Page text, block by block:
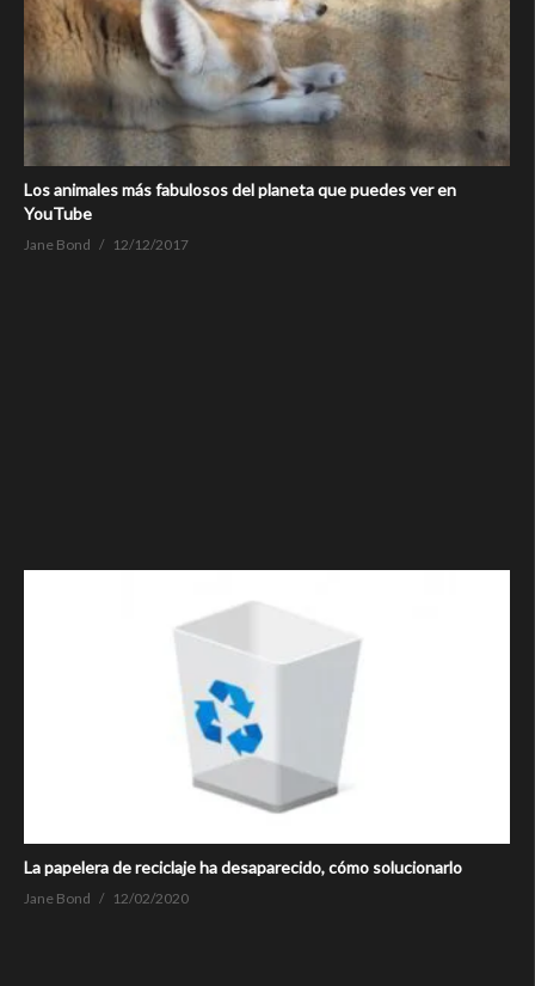
Los animales más fabulosos del planeta que puedes ver en
YouTube
Jane Bond 12/12/2017
La papelera de reciclaje ha desaparecido, cómo solucionarlo
Jane Bond 12/02/2020